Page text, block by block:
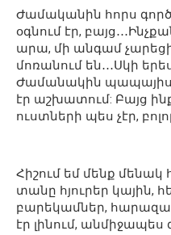
Ժամականին հորս
օգնում էր,
արա, մի անգամ
մոռանում են․․․Սկի
Ժամանակին պապայիս
էր աշխատում: Բայց
ուստների պես չէր,
Հիշում եմ մենք մենակ
տանը հյուրեր կային,
բարեկամներ,
էր լինում, անմիջապես